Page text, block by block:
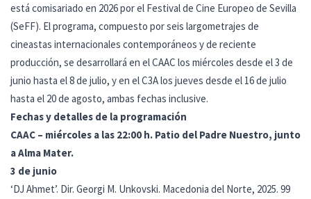
está comisariado en 2026 por el Festival de Cine Europeo de Sevilla
(SeFF). El programa, compuesto por seis largometrajes de
cineastas internacionales contemporáneos y de reciente
producción, se desarrollará en el CAAC los miércoles desde el 3 de
junio hasta el 8 de julio, y en el C3A los jueves desde el 16 de julio
hasta el 20 de agosto, ambas fechas inclusive.
Fechas y detalles de la programación
CAAC – miércoles a las 22:00 h. Patio del Padre Nuestro, junto
a Alma Mater.
3 de junio
‘DJ Ahmet’. Dir. Georgi M. Unkovski. Macedonia del Norte, 2025. 99